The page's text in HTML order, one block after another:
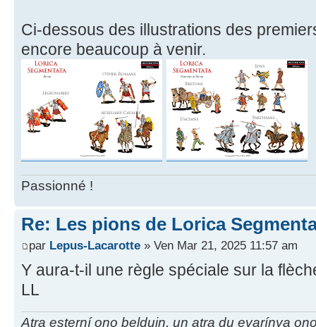
Ci-dessous des illustrations des
encore beaucoup à venir.
Passionné !
Re: Les pions de Lorica
par Lepus-Lacarotte » Ven Mar 21, 2025 11:57 am
Y aura-t-il une règle spéciale sur la
LL
Atra esterní ono þelduin, un atra du evarínya